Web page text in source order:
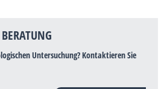
Untersuchung? Kontaktieren Sie